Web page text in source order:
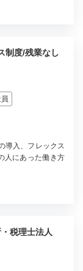
制度/残業なし
導入、フレックス
人にあった働き方
税理士法人